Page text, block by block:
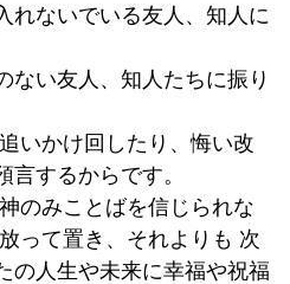
れないでいる友人、知人に
ない友人、知人たちに振り
いかけ回したり、悔い改
するからです。
のみことばを信じられな
って置き、それよりも 次
の人生や未来に幸福や祝福